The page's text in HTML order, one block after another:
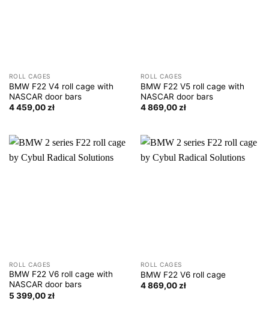
ROLL CAGES
BMW F22 V4 roll cage with
NASCAR door bars
4 459,00 zł
ROLL CAGES
BMW F22 V5 roll cage with
NASCAR door bars
4 869,00 zł
ROLL CAGES
BMW F22 V6 roll cage with
NASCAR door bars
5 399,00 zł
ROLL CAGES
BMW F22 V6 roll cage
4 869,00zł